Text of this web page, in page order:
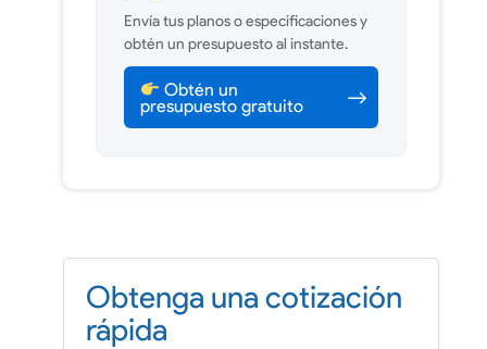
Envía tus planos o especificaciones y
obtén un presupuesto al instante.
Obtén un
presupuesto gratuito
Obtenga una cotización
rápida